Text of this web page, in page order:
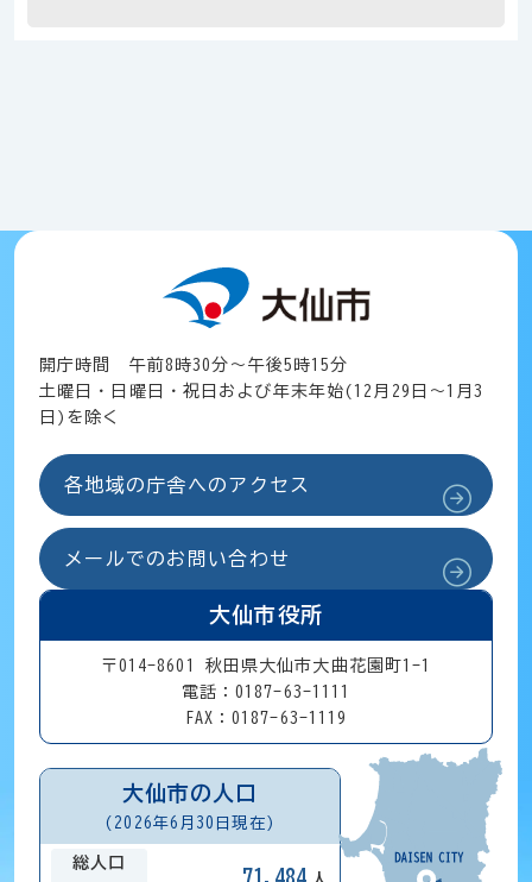
開庁時間 午前8時30分～午後5時15分
土曜日・日曜日・祝日および年末年始(12月29日～1月3
日)を除く
各地域の庁舎へのアクセス
メールでのお問い合わせ
大仙市役所
〒014-8601 秋田県大仙市大曲花園町1-1
電話：0187-63-1111
FAX：0187-63-1119
大仙市の人口
(2026年6月30日現在)
総人口
71,484